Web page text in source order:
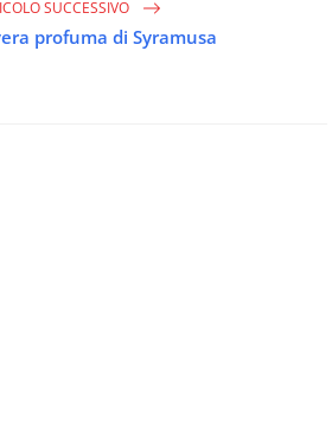
SUCCESSIVO
profuma di Syramusa